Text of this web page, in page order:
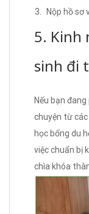
Nộp hồ sơ
5. Kinh
sinh đi
Nếu bạn
chuyện từ
học bổng du
việc chuẩn bị
chìa khóa